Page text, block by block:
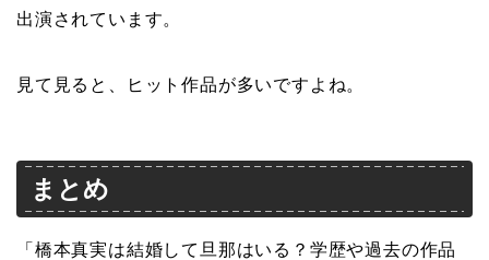
出演されています。
見て見ると、ヒット作品が多いですよね。
まとめ
「橋本真実は結婚して旦那はいる？学歴や過去の作品